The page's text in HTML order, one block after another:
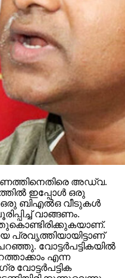
അഡ്വ.
ഇപ്പോള്‍ ഒരു
ബിഎല്‍ഒ വീടുകള്‍
വാങ്ങണം.
വോട്ടര്‍പട്ടികയില്‍
എന്ന